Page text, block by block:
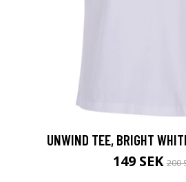
UNWIND TEE, BRIGHT
149 SEK200